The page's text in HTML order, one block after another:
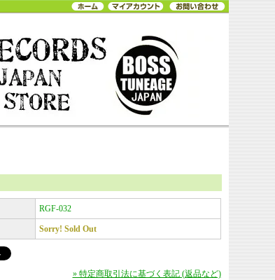
RGF-032
Sorry! Sold Out
» 特定商取引法に基づく表記 (返品など)